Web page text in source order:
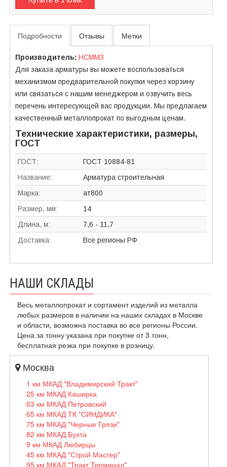
Подробности Отзывы Метки
Производитель: НСММЗ
Для заказа арматуры вы можете воспользоваться
механизмом предварительной покупки через корзину
или связаться с нашим менеджером и озвучить весь
перечень интересующей вас продукции. Мы предлагаем
качественный металлопрокат по выгодным ценам.
Технические характеристики, размеры,
ГОСТ
ГОСТ:
ГОСТ 10884-81
Название:
Арматура строительная
Марка:
ат800
Размер, мм:
14
Длина, м:
7,6 - 11,7
Доставка:
Все регионы РФ
НАШИ СКЛАДЫ
Весь металлопрокат и сортамент изделий из металла
любых размеров в наличии на наших складах в Москве
и области, возможна поставка во все регионы России.
Цена за тонну указана при покупке от 3 тонн,
бесплатная резка при покупке в розницу.
Москва
1 км МКАД "Владимирский Тракт"
25 км МКАД Каширка
63 км МКАД Петровский
65 км МКАД ТК "СИНДИКА"
75 км МКАД "Черные Грязи"
82 км МКАД Бухта
9 км МКАД Любирцы
45 км МКАД "Строй Мастер"
95 км МКАД "Тракт Терминал"